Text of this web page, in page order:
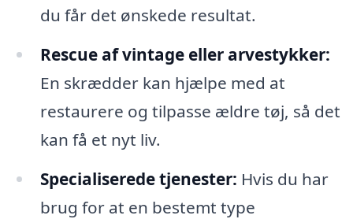
du får det ønskede resultat.
Rescue af vintage eller arvestykker:
En skrædder kan hjælpe med at
restaurere og tilpasse ældre tøj, så det
kan få et nyt liv.
Specialiserede tjenester: Hvis du har
brug for at en bestemt type